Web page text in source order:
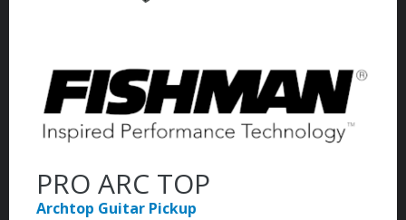
PRO ARC TOP
Archtop Guitar Pickup